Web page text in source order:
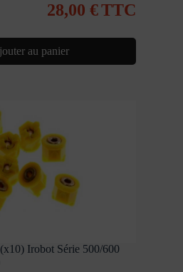
28,00 €TTC
au panier
Irobot Série 500/600